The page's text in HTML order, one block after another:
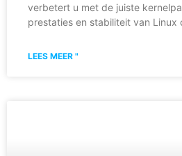
verbetert u met de juiste
prestaties en stabiliteit van Linux
LEES MEER "